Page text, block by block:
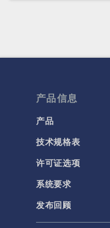
产品信息
产品
技术规格表
许可证选项
系统要求
发布回顾